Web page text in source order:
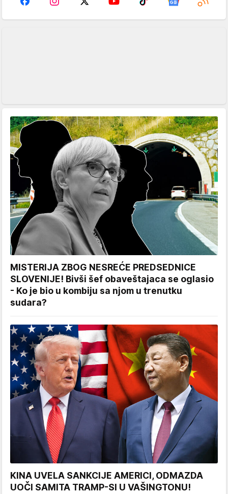
MISTERIJA ZBOG NESREĆE PREDSEDNICE
SLOVENIJE! Bivši šef obaveštajaca se oglasio
- Ko je bio u kombiju sa njom u trenutku
sudara?
KINA UVELA SANKCIJE AMERICI, ODMAZDA
UOČI SAMITA TRAMP-SI U VAŠINGTONU!